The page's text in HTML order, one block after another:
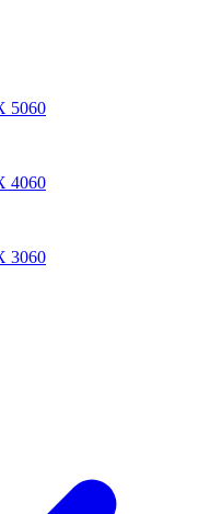
5060
4060
3060